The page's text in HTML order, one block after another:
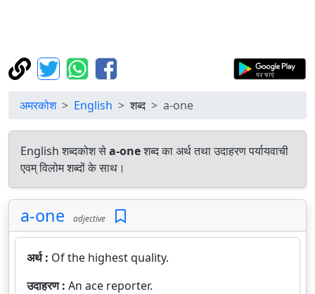
अमरकोश English शब्द a-one
English शब्दकोश सेa-oneशब्द का अर्थ तथा उदाहरण पर्यायवाची
एवम् विलोम शब्दों के साथ।
a-one adjective
अर्थ : Of the highest quality.
उदाहरण : An ace reporter.